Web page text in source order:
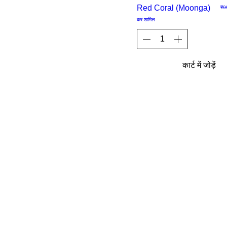
Sale
Red Coral (Moonga)
कर शामिल
कार्ट में जोड़ें